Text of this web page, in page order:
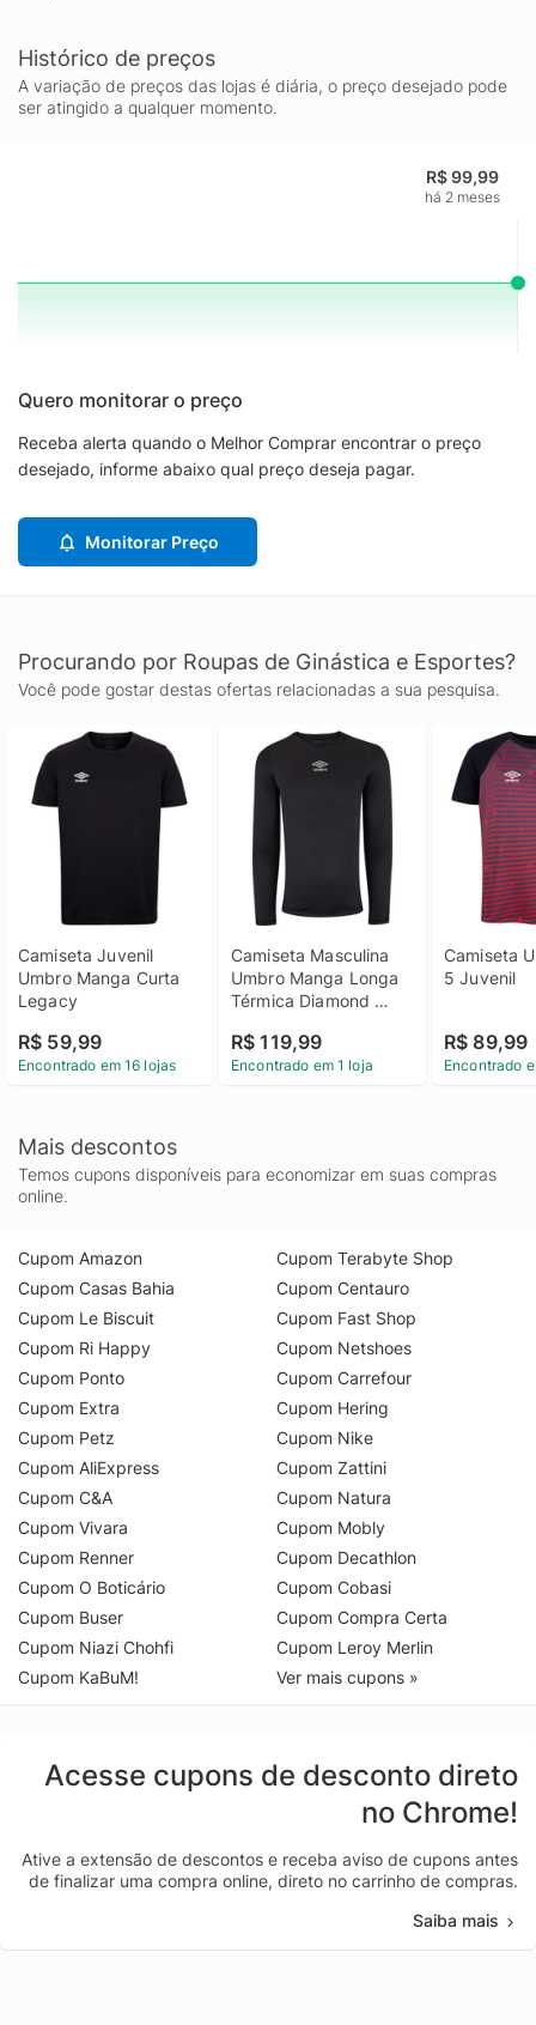
Histórico de preços
A variação de preços das lojas é diária, o preço desejado pode
ser atingido a qualquer momento.
R$ 99,99
há 2 meses
Quero monitorar o preço
Receba alerta quando o Melhor Comprar encontrar o preço
desejado, informe abaixo qual preço deseja pagar.
Monitorar Preço
Procurando por Roupas de Ginástica e Esportes?
Você pode gostar destas ofertas relacionadas a sua pesquisa.
Camiseta Juvenil
Umbro Manga Curta
Legacy
R$ 59,99
Encontrado em 16 lojas
Camiseta Masculina
Umbro Manga Longa
Térmica Diamond
R$ 119,99
Encontrado em 1 loja
Camiseta
5 Juvenil
R$ 89,99
Encontrado
Mais descontos
Temos cupons disponíveis para economizar em suas compras
online.
Cupom Amazon
Cupom Casas Bahia
Cupom Le Biscuit
Cupom Ri Happy
Cupom Ponto
Cupom Extra
Cupom Petz
Cupom AliExpress
Cupom C&A
Cupom Vivara
Cupom Renner
Cupom O Boticário
Cupom Buser
Cupom Niazi Chohfi
Cupom KaBuM!
Cupom Terabyte Shop
Cupom Centauro
Cupom Fast Shop
Cupom Netshoes
Cupom Carrefour
Cupom Hering
Cupom Nike
Cupom Zattini
Cupom Natura
Cupom Mobly
Cupom Decathlon
Cupom Cobasi
Cupom Compra Certa
Cupom Leroy Merlin
Ver mais cupons »
Acesse cupons de desconto direto
no Chrome!
Ative a extensão de descontos e receba aviso de cupons antes
de finalizar uma compra online, direto no carrinho de compras.
Saiba mais